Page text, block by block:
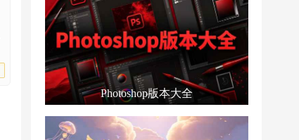
Photoshop版本大全